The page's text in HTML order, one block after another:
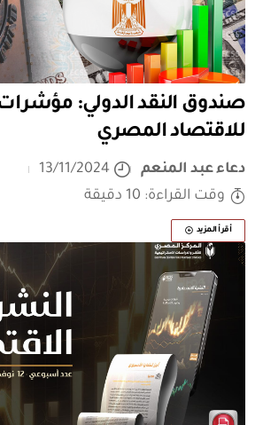
صندوق النقد الدولي: مؤشرات
للاقتصاد المصري
دعاء عبد المنعم
13/11/2024
وقت القراءة: 10 دقيقة
أقرأ المزيد